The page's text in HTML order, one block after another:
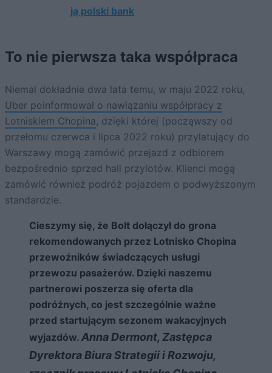
ją polski bank
To nie pierwsza taka współpraca
Niemal dokładnie dwa lata temu, w maju 2022 roku,
Uber poinformował o nawiązaniu współpracy z
Lotniskiem Chopina, dzięki której (począwszy od
przełomu czerwca i lipca 2022 roku) przylatujący do
Warszawy mogą zamówić przejazd z odbiorem
bezpośrednio sprzed hali przylotów. Klienci mogą
zamówić również podróż pojazdem o podwyższonym
standardzie.
Cieszymy się, że Bolt dołączył do grona
rekomendowanych przez Lotnisko Chopina
przewoźników świadczących usługi
przewozu pasażerów. Dzięki naszemu
partnerowi poszerza się oferta dla
podróżnych, co jest szczególnie ważne
przed startującym sezonem wakacyjnych
wyjazdów. Anna Dermont, Zastępca
Dyrektora Biura Strategii i Rozwoju,